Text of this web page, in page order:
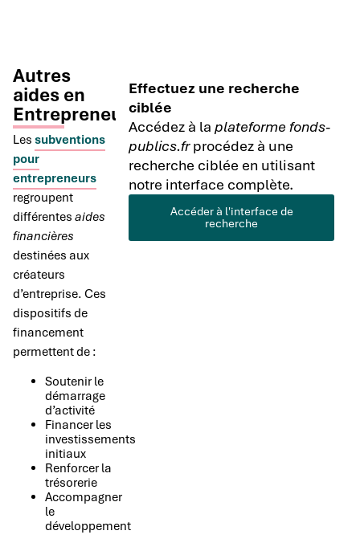
Autres
aides en
Entrepreneuriat
Les subventions
pour
entrepreneurs
regroupent
différentes aides
financières
destinées aux
créateurs
d’entreprise. Ces
dispositifs de
financement
permettent de :
Soutenir le
démarrage
d’activité
Financer les
investissements
initiaux
Renforcer la
trésorerie
Accompagner
le
développement
Effectuez une recherche
ciblée
Accédez à laplateforme fonds-
publics.frprocédez à une
recherche ciblée en utilisant
notre interface complète.
Accéder à l'interface de
recherche